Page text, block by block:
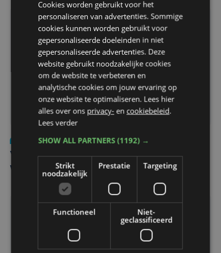
Onderwijs zo 4 februari 2024 | 11:51
Vlaamse regering investeert 11 miljoen in
West-Vlaamse scholen
Cookies worden gebruikt voor het
personaliseren van advertenties. Sommige
cookies kunnen worden gebruikt voor
gepersonaliseerde doeleinden in niet
gepersonaliseerde advertenties. Deze
website gebruikt noodzakelijke cookies
om de website te verbeteren en
analytische cookies om jouw ervaring op
onze website te optimaliseren. Lees hier
alles over ons privacy- en cookiebeleid.
Lees verder
SHOW ALL PARTNERS(1192) →
Strikt
noodzakelijk
Prestatie Targeting
Functioneel
Niet-
geclassificeerd